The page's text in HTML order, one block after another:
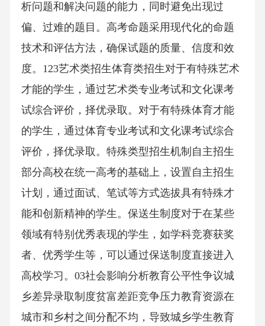
析问题和解决问题的能力，同时避免出现过
偏、过难的题目。高考命题采用现代化的命题
技术和评估方法，确保试题的质量、信度和效
度。123艺术类招生体育类招生对于有特殊艺术
才能的学生，通过艺术类专业考试和文化课考
试综合评价，择优录取。对于有特殊体育才能
的学生，通过体育专业考试和文化课考试综合
评价，择优录取。特殊类型招生机制自主招生
部分高校在统一高考的基础上，设置自主招生
计划，通过面试、笔试等方式选拔具有特殊才
能和创新精神的学生。保送生制度对于在某些
领域有特别优秀表现的学生，如学科竞赛获奖
者、优秀学生等，可以通过保送制度直接进入
高校学习。03社会影响分析教育公平性争议城
乡差异录取制度贫富差距竞争压力教育资源在
城市和乡村之间分配不均，导致城乡学生教育